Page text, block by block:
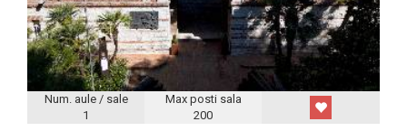
Num. aule / sale
1
Max posti sala
200